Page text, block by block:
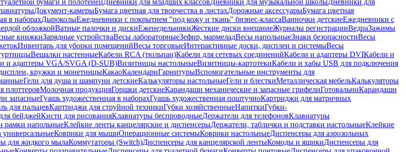
бумаги и полотенецДневники для младших классовДневники для музыкальной школыДневники для
Документ-камерыБумага цветная для творчества в листахДорожные аксессуарыБумага цветная
в наборахДыроколыЕжедневники с покрытием "под кожу и ткань" бизнес-классаВанночки детскиеЕжедневники с
обложкойВатные палочки и дискиЕженедельникиЖесткие диски внешниеЖурналы регистрацииВедраЗажимы
книжкиЗарядные устройстваВесы лабораторныеЗефир, мармеладВесы напольныеЗнаки безопасностиВесы
Инвентарь для уборки помещенийВесы торговыеИнтерактивные доски, дисплеи и системыВесы
Вешалки настенныеКабели RCA (тюльпан)Кабели для сетевых соединенийКабели и адаптеры DVIКабели и
и адаптеры VGA/SVGA (D-SUB)Визитницы настольныеВизитницы-картотекиКабели и хабы USB для подключения
кружки и монетницыКакаоКалендариГарнитурыВспомогательные инструменты для
Гели для душа и шампуни детскиеКалькуляторы настольныеГели и блесткиМеталлическая мебельКалькуляторы
плоттеровМолочная продукцияГоршки детскиеКарандаши механические и запасные грифелиГотовальниКарандаши
запасныеГуашь художественная в наборахГуашь художественная поштучноКартриджи для матричных
для пальцевКартриджи для струйной техникиГубки хозяйственныеНапиткиГубки-
бейджейКисти для рисованияКлавиатуры беспроводныеДержатели для телефоновКлавиатуры
рамки напольныеКлейкие ленты канцелярские и диспенсерыДержатели, таблички и подставки настольныеКлейкие
универсальныеКоврики для мышиОперационные системыКоврики настольныеДиспенсеры для аэрозольных
для жидкого мылаКоммутаторы (Switch)Диспенсеры для канцелярской лентыКомоды и ящикиДиспенсеры для